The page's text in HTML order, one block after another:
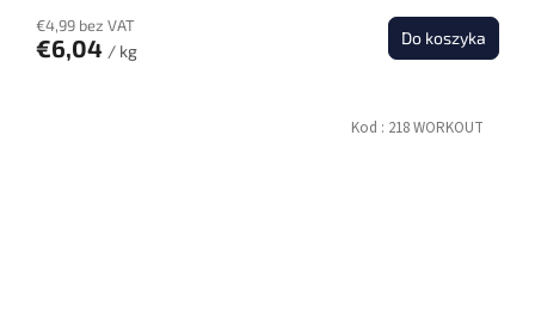
€4,99 bez VAT
€6,04 / kg
Do koszyka
Kod : 218 WORKOUT